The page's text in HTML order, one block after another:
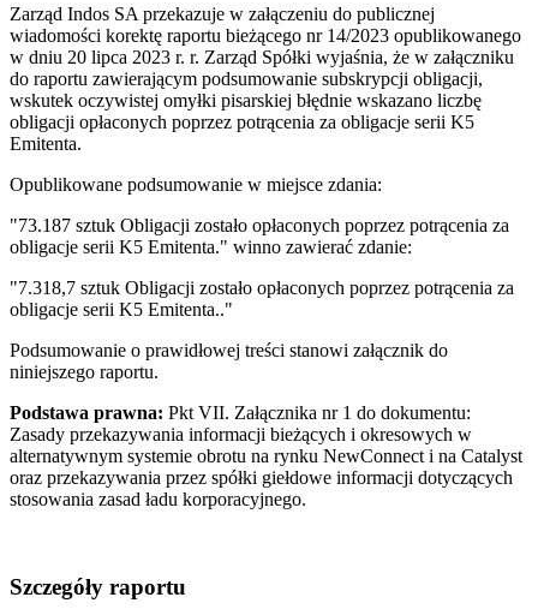
Zarząd Indos SA przekazuje w załączeniu do publicznej
wiadomości korektę raportu bieżącego nr 14/2023 opublikowanego
w dniu 20 lipca 2023 r. r. Zarząd Spółki wyjaśnia, że w załączniku
do raportu zawierającym podsumowanie subskrypcji obligacji,
wskutek oczywistej omyłki pisarskiej błędnie wskazano liczbę
obligacji opłaconych poprzez potrącenia za obligacje serii K5
Emitenta.
Opublikowane podsumowanie w miejsce zdania:
"73.187 sztuk Obligacji zostało opłaconych poprzez potrącenia za
obligacje serii K5 Emitenta." winno zawierać zdanie:
"7.318,7 sztuk Obligacji zostało opłaconych poprzez potrącenia za
obligacje serii K5 Emitenta.."
Podsumowanie o prawidłowej treści stanowi załącznik do
niniejszego raportu.
Podstawa prawna: Pkt VII. Załącznika nr 1 do dokumentu:
Zasady przekazywania informacji bieżących i okresowych w
alternatywnym systemie obrotu na rynku NewConnect i na Catalyst
oraz przekazywania przez spółki giełdowe informacji dotyczących
stosowania zasad ładu korporacyjnego.
Szczegóły raportu